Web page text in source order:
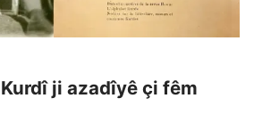
ji azadîyê çi fêm